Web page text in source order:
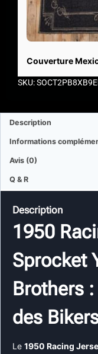
Couverture
SKU:
Description
Informations
Avis (0)
Q & R
Description
1950
Sprocket
Brothers
des
Le 1950 Racing